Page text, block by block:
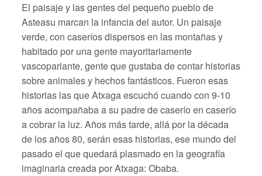
El paisaje y las gentes del pequeño pueblo de
Asteasu marcan la infancia del autor. Un paisaje
verde, con caseríos dispersos en las montañas y
habitado por una gente mayoritariamente
vascoparlante, gente que gustaba de contar historias
sobre animales y hechos fantásticos. Fueron esas
historias las que Atxaga escuchó cuando con 9-10
años acompañaba a su padre de caserío en caserío
a cobrar la luz. Años más tarde, allá por la década
de los años 80, serán esas historias, ese mundo del
pasado el que quedará plasmado en la geografía
imaginaria creada por Atxaga: Obaba.